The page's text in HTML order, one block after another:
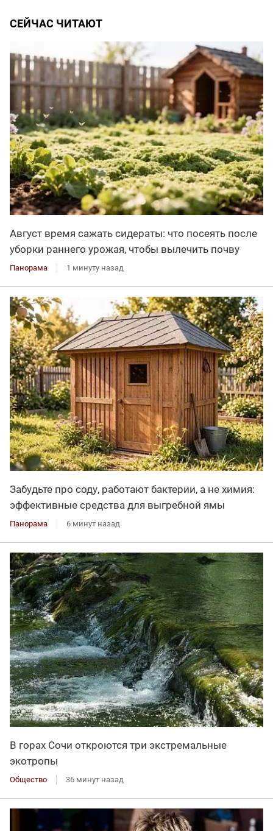
СЕЙЧАС ЧИТАЮТ
Август время сажать сидераты: что посеять после
уборки раннего урожая, чтобы вылечить почву
Панорама 1 минуту назад
Забудьте про соду, работают бактерии, а не химия:
эффективные средства для выгребной ямы
Панорама 6 минут назад
В горах Сочи откроются три экстремальные
экотропы
Общество 36 минут назад